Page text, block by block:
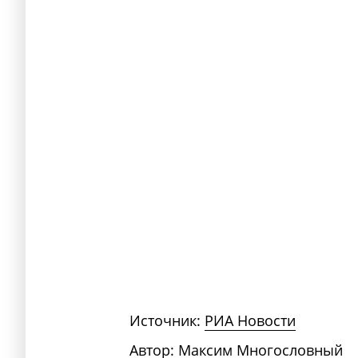
Источник: РИА Новости
Автор: Максим Многословный